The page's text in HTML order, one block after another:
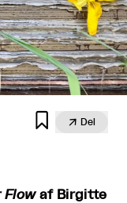
  Del
Flowaf Birgitte